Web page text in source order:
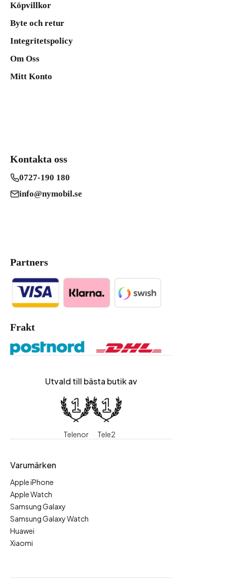
Köpvillkor
Byte och retur
Integritetspolicy
Om Oss
Mitt Konto
Kontakta oss
0727-190 180
info@nymobil.se
Partners
Frakt
Utvald till bästa butik av
Telenor Tele2
Varumärken
Apple iPhone
Apple Watch
Samsung Galaxy
Samsung Galaxy Watch
Huawei
Xiaomi